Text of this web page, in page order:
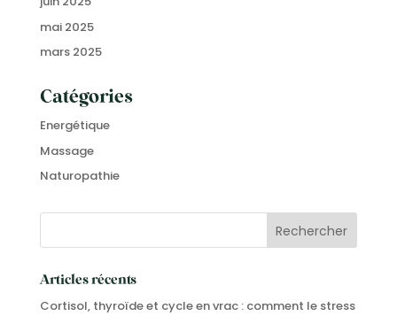
mai 2025
mars 2025
Catégories
Energétique
Massage
Naturopathie
Articles récents
Cortisol, thyroïde et cycle en vrac : comment le stress